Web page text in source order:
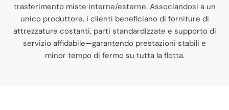
trasferimento miste interne/esterne. Associandosi a un
unico produttore, i clienti beneficiano di forniture di
attrezzature costanti, parti standardizzate e supporto di
servizio affidabile—garantendo prestazioni stabili e
minor tempo di fermo su tutta la flotta.